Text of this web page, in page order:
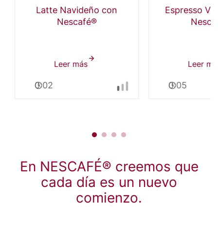
Latte Navideño con
Nescafé®
Leer más sobre
Navideño
0:02
Espresso
Leer
0:05
En NESCAFÉ® creemos que
cada día es un nuevo
comienzo.